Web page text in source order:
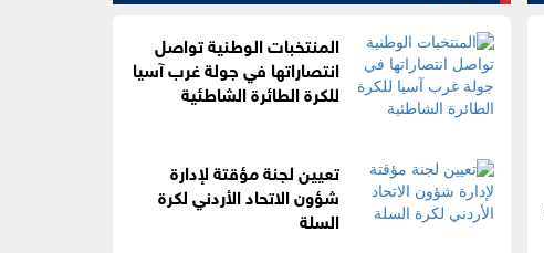
المنتخبات الوطنية تواصل
انتصاراتها في جولة غرب آسيا
للكرة الطائرة الشاطئية
تعيين لجنة مؤقتة لإدارة
شؤون الاتحاد الأردني لكرة
السلة